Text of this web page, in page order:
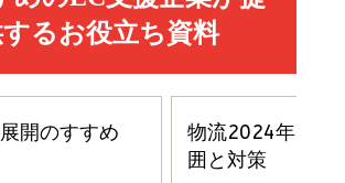
小さな会社は戦略が9割
ドリルを売るには穴を売れ
anan(アンアン)2026/06/24号 No.2500増刊
スペシャルエディション[王道エンタメの矜持／
￥1,100
anan(アンアン)2026/07/08号 No.2502[2026
年後半、あなたの恋と運命／山田涼介]
イシューからはじめよ［改訂版］――知的生産の「シンプ
ルな本質」
￥2,200
経営メモ 16年の起業家人生で得た知見